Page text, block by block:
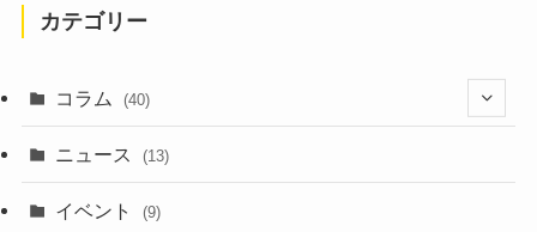
カテゴリー
コラム (40)
(1)
(6)
ニュース (13)
イベント (9)